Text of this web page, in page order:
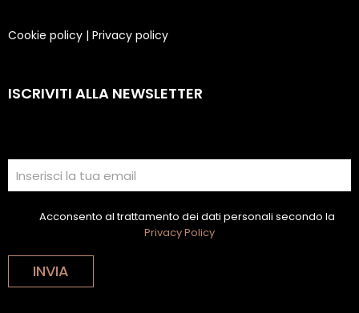
Cookie policy | Privacy policy
ISCRIVITI ALLA NEWSLETTER
Acconsento al trattamento dei dati personali secondo la
Privacy Policy
INVIA